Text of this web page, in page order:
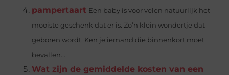
pampertaart Een baby is voor velen natuurlijk het
mooiste geschenk dat er is. Zo’n klein wondertje dat
geboren wordt. Ken je iemand die binnenkort moet
bevallen...
Wat zijn de gemiddelde kosten van een